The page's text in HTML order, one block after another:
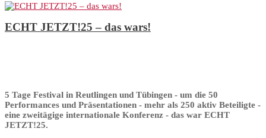
ECHT JETZT!25 – das wars!
5 Tage Festival in Reutlingen und Tübingen - um die 50
Performances und Präsentationen - mehr als 250 aktiv Beteiligte -
eine zweitägige internationale Konferenz - das war ECHT
JETZT!25.